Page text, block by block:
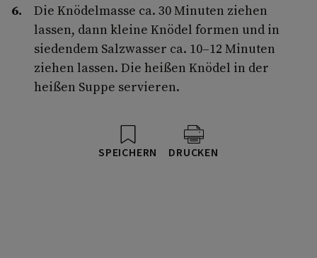
Die Knödelmasse ca. 30 Minuten ziehen
lassen, dann kleine Knödel formen und in
siedendem Salzwasser ca. 10–12 Minuten
ziehen lassen. Die heißen Knödel in der
heißen Suppe servieren.
SPEICHERN DRUCKEN